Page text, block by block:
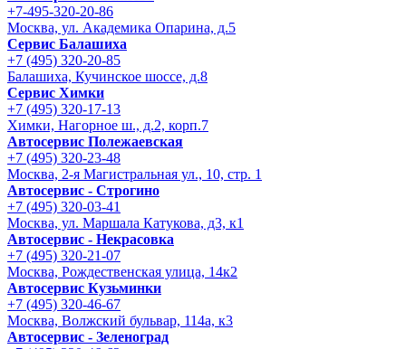
+7-495-320-20-86
Москва, ул. Академика Опарина, д.5
Сервис Балашиха
+7 (495) 320-20-85
Балашиха, Кучинское шоссе, д.8
Сервис Химки
+7 (495) 320-17-13
Химки, Нагорное ш., д.2, корп.7
Автосервис Полежаевская
+7 (495) 320-23-48
Москва, 2-я Магистральная ул., 10, стр. 1
Автосервис - Строгино
+7 (495) 320-03-41
Москва, ул. Маршала Катукова, д3, к1
Автосервис - Некрасовка
+7 (495) 320-21-07
Москва, Рождественская улица, 14к2
Автосервис Кузьминки
+7 (495) 320-46-67
Москва, Волжский бульвар, 114а, к3
Автосервис - Зеленоград